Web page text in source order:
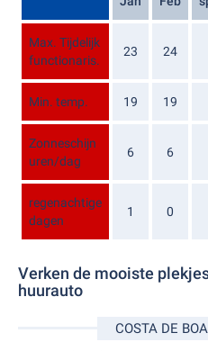
Max. Tijdelijk
functionaris.
23 24
Min. temp. 19 19
Zonneschijn
uren/dag
6 6
regenachtige
dagen
1 0
Verken de mooiste
huurauto
COSTA DE